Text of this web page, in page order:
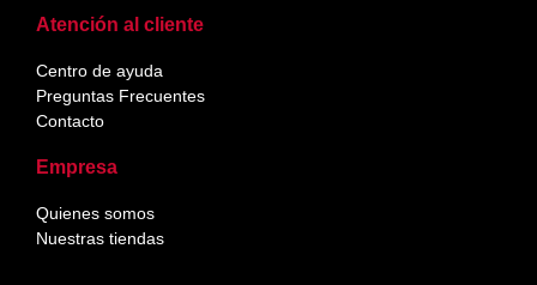
Atención al cliente
Centro de ayuda
Preguntas Frecuentes
Contacto
Empresa
Quienes somos
Nuestras tiendas